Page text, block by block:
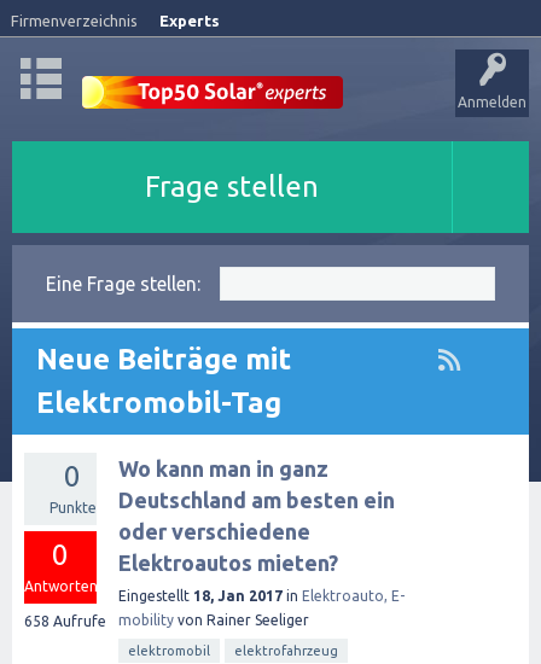
Firmenverzeichnis Experts
Anmelden
Frage stellen
Eine Frage stellen:
Neue Beiträge mit
Elektromobil-Tag
0
Punkte
0
Antworten
658 Aufrufe
Wo kann man in ganz
Deutschland am besten ein
oder verschiedene
Elektroautos mieten?
Eingestellt 18, Jan 2017 in Elektroauto, E-
mobility von Rainer Seeliger
elektromobil
elektrofahrzeug